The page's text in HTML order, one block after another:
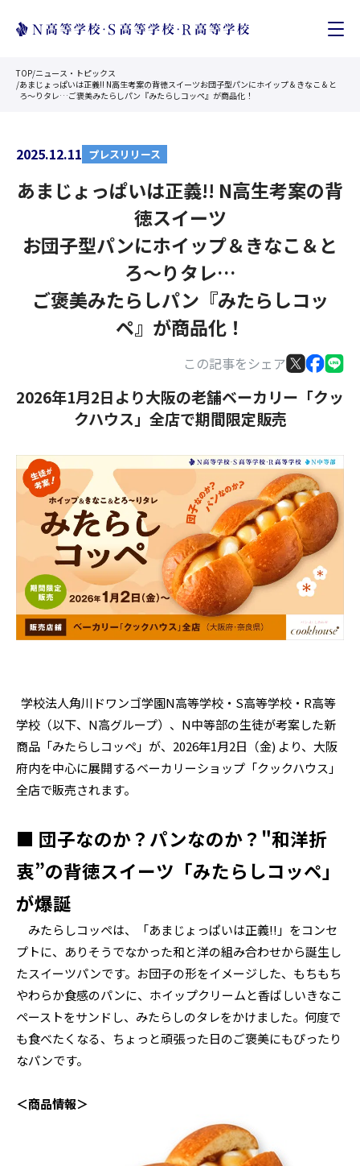
TOP/ニュース・トピックス
/あまじょっぱいは正義!! N高生考案の背徳スイーツお団子型パンにホイップ＆きなこ＆と
ろ～りタレ…ご褒美みたらしパン『みたらしコッペ』が商品化！
2025.12.11 プレスリリース
この記事をシェア
あまじょっぱいは正義!! N高生考案の背
徳スイーツ
お団子型パンにホイップ＆きなこ＆と
ろ～りタレ…
ご褒美みたらしパン『みたらしコッ
ペ』が商品化！
2026年1月2日より大阪の老舗ベーカリー「クッ
クハウス」全店で期間限定販売
学校法人角川ドワンゴ学園N高等学校・S高等学校・R高等
学校（以下、N高グループ）、N中等部の生徒が考案した新
商品「みたらしコッペ」が、2026年1月2日（金) より、大阪
府内を中心に展開するベーカリーショップ「クックハウス」
全店で販売されます。
■ 団子なのか？パンなのか？"和洋折
衷”の背徳スイーツ「みたらしコッペ」
が爆誕
みたらしコッペは、「あまじょっぱいは正義!!」をコンセ
プトに、ありそうでなかった和と洋の組み合わせから誕生し
たスイーツパンです。お団子の形をイメージした、もちもち
やわらか食感のパンに、ホイップクリームと香ばしいきなこ
ペーストをサンドし、みたらしのタレをかけました。何度で
も食べたくなる、ちょっと頑張った日のご褒美にもぴったり
なパンです。
＜商品情報＞